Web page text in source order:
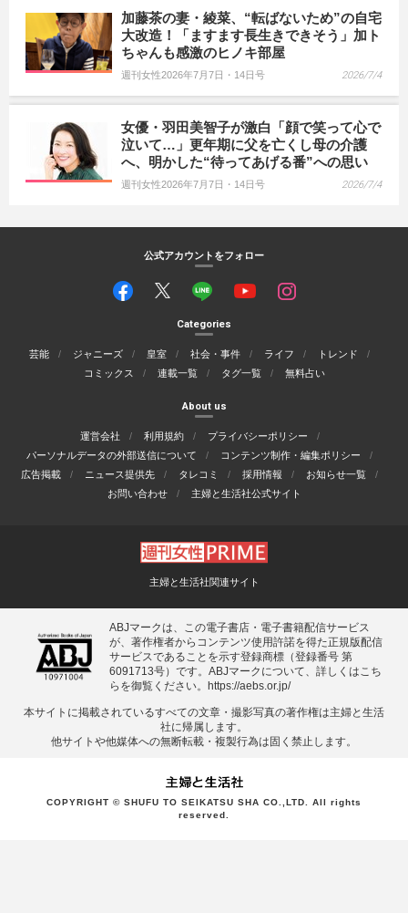
加藤茶の妻・綾菜、“転ばないため”の自宅
大改造！「ますます長生きできそう」加ト
ちゃんも感激のヒノキ部屋
週刊女性2026年7月7日・14日号 2026/7/4
女優・羽田美智子が激白「顔で笑って心で
泣いて…」更年期に父を亡くし母の介護
へ、明かした“待ってあげる番”への思い
週刊女性2026年7月7日・14日号 2026/7/4
公式アカウントをフォロー
Categories
芸能 ジャニーズ 皇室 社会・事件 ライフ
トレンド
コミックス
連載一覧 タグ一覧 無料占い
About us
運営会社 利用規約
プライバシーポリシー
パーソナルデータの外部送信について
コンテンツ制作・編集ポリシー
広告掲載
ニュース提供先 タレコミ 採用情報
お知らせ一覧
お問い合わせ
主婦と生活社公式サイト
主婦と生活社関連サイト
ABJマークは、この電子書店・電子書籍配信サービス
が、著作権者からコンテンツ使用許諾を得た正規版配信
サービスであることを示す登録商標（登録番号 第
6091713号）です。ABJマークについて、詳しくはこち
らを御覧ください。
https://aebs.or.jp/
本サイトに掲載されているすべての⽂章・撮影写真の著作権は主婦と⽣活
社に帰属します。
他サイトや他媒体への無断転載・複製⾏為は固く禁⽌します。
COPYRIGHT © SHUFU TO SEIKATSU SHA CO.,LTD. All rights
reserved.